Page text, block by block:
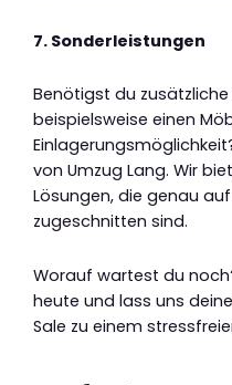
7. Sonderleistungen
Benötigst du zusätzliche
beispielsweise einen
von Umzug Lang. Wir
Lösungen, die genau
zugeschnitten sind.
Worauf wartest du
heute und lass uns
Sale zu einem